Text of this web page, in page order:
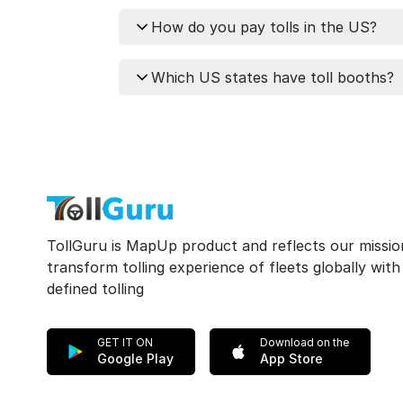
You can calculate tolls for your
Try the TollGuru Toll Calculator -
How do you pay tolls in the US?
The toll payment method in the
Which US states have toll booths?
TollGuru is MapUp product and reflects our
transform tolling experience of fleets globally
defined tolling
GET IT ON
Google Play
Download on the
App Store